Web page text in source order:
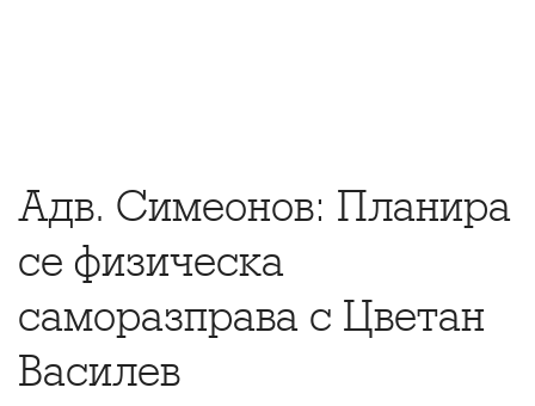
Адв. Симеонов: Планира
се физическа
саморазправа с Цветан
Василев